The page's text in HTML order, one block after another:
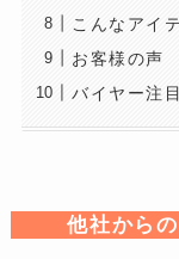
こんなアイ
お客様の声
バイヤー注
他社から